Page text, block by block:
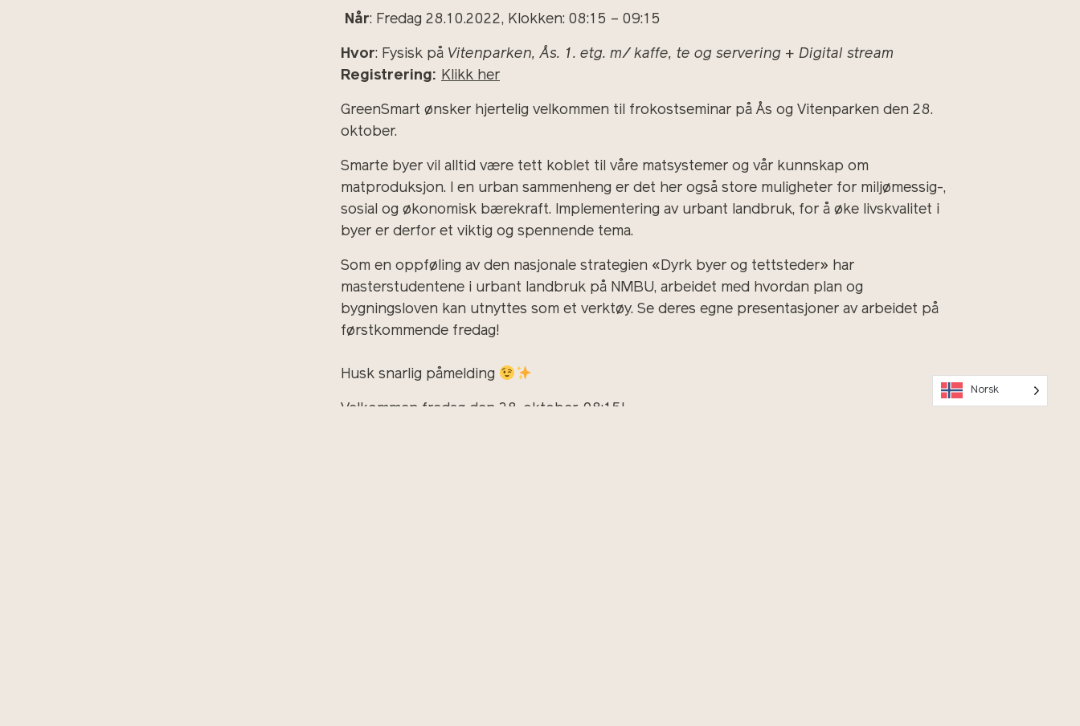
Når: Fredag 28.10.2022, Klokken: 08:15 – 09:15
Hvor: Fysisk på Vitenparken, Ås. 1. etg. m/ kaffe, te og servering + Digital stream
Registrering: Klikk her
GreenSmart ønsker hjertelig velkommen til frokostseminar på Ås og Vitenparken den 28.
oktober.
Smarte byer vil alltid være tett koblet til våre matsystemer og vår kunnskap om
matproduksjon. I en urban sammenheng er det her også store muligheter for miljømessig-,
sosial og økonomisk bærekraft. Implementering av urbant landbruk, for å øke livskvalitet i
byer er derfor et viktig og spennende tema.
Som en oppføling av den nasjonale strategien «Dyrk byer og tettsteder» har
masterstudentene i urbant landbruk på NMBU, arbeidet med hvordan plan og
bygningsloven kan utnyttes som et verktøy. Se deres egne presentasjoner av arbeidet på
førstkommende fredag!
Husk snarlig påmelding
Velkommen fredag den 28. oktober, 08:15!
Norsk